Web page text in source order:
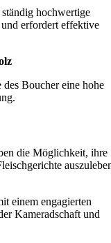
hochwertige
erfordert effektive
Boucher eine hohe
die Möglichkeit, ihre
einem engagierten
Kameradschaft und